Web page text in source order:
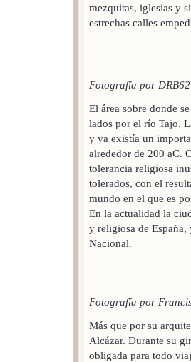
mezquitas, iglesias y
estrechas calles
Fotografía por DRB62
El área sobre donde
lados por el río Tajo.
y ya existía un
alrededor de 200 aC.
tolerancia religiosa
tolerados, con el
mundo en el que es
En la actualidad la
y religiosa de
Nacional.
Fotografía por
Más que por su
Alcázar. Durante su
obligada para todo